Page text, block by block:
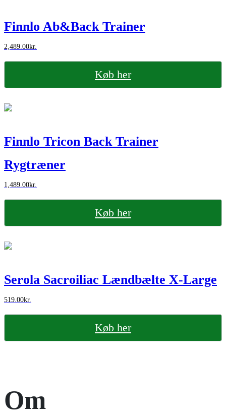
Finnlo Ab&Back Trainer
2,489.00kr.
Køb her
Finnlo Tricon Back Trainer
Rygtræner
1,489.00kr.
Køb her
Serola Sacroiliac Lændbælte X-Large
519.00kr.
Køb her
Om